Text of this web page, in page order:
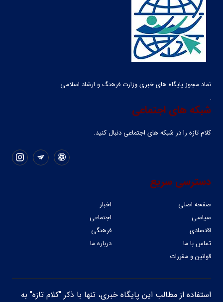
نماد مجوز پایگاه های خبری وزارت فرهنگ و ارشاد اسلامی
شبکه های اجتماعی
کلام تازه را در شبکه ‌های اجتماعی دنبال کنید.
دسترسی سریع
صفحه اصلی
اخبار
سیاسی
اجتماعی
اقتصادی
فرهنگی
تماس با ما
درباره ما
قوانین و مقررات
استفاده از مطالب این پایگاه خبری، تنها با ذکر "کلام تازه" به